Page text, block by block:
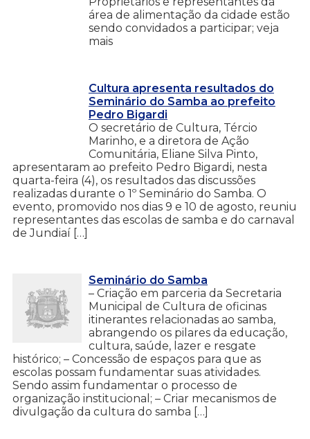
área de alimentação da cidade estão
sendo convidados a participar; veja
mais
Cultura apresenta resultados do
Seminário do Samba ao prefeito
Pedro Bigardi
O secretário de Cultura, Tércio
Marinho, e a diretora de Ação
Comunitária, Eliane Silva Pinto,
apresentaram ao prefeito Pedro Bigardi, nesta
quarta-feira (4), os resultados das discussões
realizadas durante o 1º Seminário do Samba. O
evento, promovido nos dias 9 e 10 de agosto, reuniu
representantes das escolas de samba e do carnaval
de Jundiaí […]
Seminário do Samba
– Criação em parceria da Secretaria
Municipal de Cultura de oficinas
itinerantes relacionadas ao samba,
abrangendo os pilares da educação,
cultura, saúde, lazer e resgate
histórico; – Concessão de espaços para que as
escolas possam fundamentar suas atividades.
Sendo assim fundamentar o processo de
organização institucional; – Criar mecanismos de
divulgação da cultura do samba […]